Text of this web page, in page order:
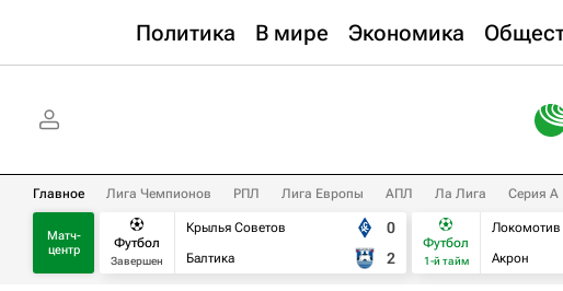
Политика В мире Экономика
Главное Лига Чемпионов РПЛ Лига Европы АПЛ Ла Лига Серия А
Матч-
центр
Футбол
Завершен
Крылья Советов
Балтика
0
2
Футбол
1-й тайм
Локомотив
Акрон